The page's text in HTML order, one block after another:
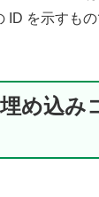
ID を示すも
め込み